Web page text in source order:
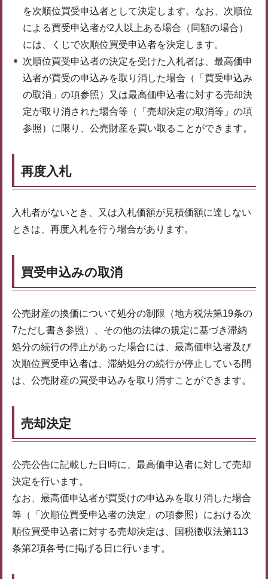
を次順位買受申込者として決定します。なお、次順位
による買受申込者が2人以上ある場合（同額の場合）
には、くじで次順位買受申込者を決定します。
次順位買受申込者の決定を受けた入札者は、最高価申
込者が買受の申込みを取り消した場合（「買受申込み
の取消」の項参照）又は最高価申込者に対する売却決
定が取り消された場合等（「売却決定の取消等」の項
参照）に限り、公売財産を買い取ることができます。
再度入札
入札者がないとき、又は入札価額が見積価額に達しない
ときは、再度入札を行う場合があります。
買受申込みの取消
公売財産の換価について処分の制限（地方税法第19条の
7ただし書き参照）、その他の法律の規定に基づき滞納
処分の続行の停止があった場合には、最高価申込者及び
次順位買受申込者は、滞納処分の続行が停止している間
は、公売財産の買受申込みを取り消すことができます。
売却決定
公売公告に記載した日時に、最高価申込者に対して売却
決定を行います。
なお、最高価申込者が買受けの申込みを取り消した場合
等（「次順位買受申込者の決定」の項参照）における次
順位買受申込者に対する売却決定は、国税徴収法第113
条第2項各号に掲げる日に行います。